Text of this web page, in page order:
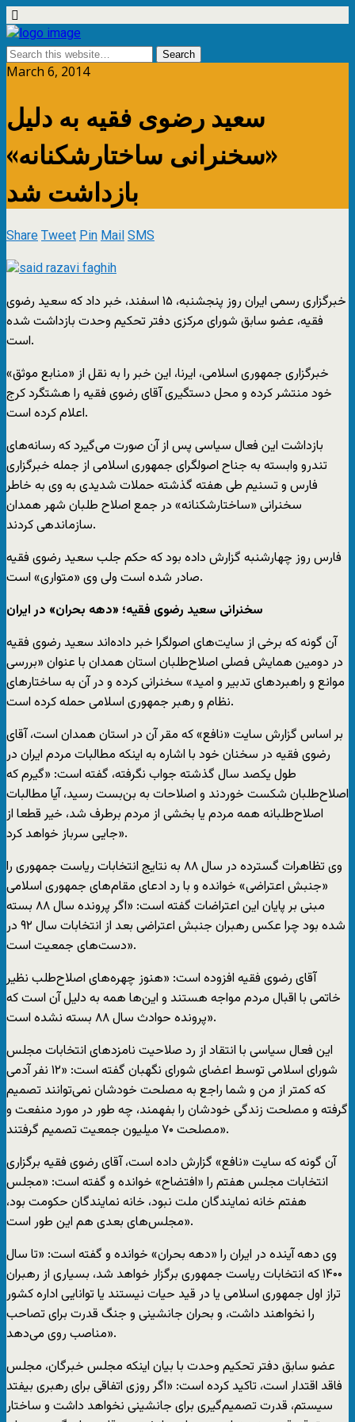
March 6, 2014
سعید رضوی فقیه به دلیل
«سخنرانی ساختارشکنانه»
بازداشت شد
ShareTweetPinMailSMS
خبرگزاری رسمی ایران روز پنجشنبه، ۱۵ اسفند، خبر داد که سعید رضوی
فقیه، عضو سابق شورای مرکزی دفتر تحکیم وحدت بازداشت شده
است.
خبرگزاری جمهوری اسلامی، ایرنا، این خبر را به نقل از «منابع موثق»
خود منتشر کرده و محل دستگیری آقای رضوی فقیه را هشتگرد کرج
اعلام کرده است.
بازداشت این فعال سیاسی پس از آن صورت می‌گیرد که رسانه‌های
تندرو وابسته به جناح اصولگرای جمهوری اسلامی از جمله خبرگزاری
فارس و تسنیم طی هفته گذشته حملات شدیدی به وی به خاطر
سخنرانی «ساختارشکنانه» در جمع اصلاح طلبان شهر همدان
سازماندهی کردند.
فارس روز چهارشنبه گزارش داده بود که حکم جلب سعید رضوی فقیه
صادر شده است ولی وی «متواری» است.
سخنرانی سعید رضوی فقیه؛ «دهه بحران» در ایران
آن گونه که برخی از سایت‌های اصولگرا خبر داده‌اند سعید رضوی فقیه
در دومین همایش فصلی اصلاح‌طلبان استان همدان با عنوان «بررسی
موانع و راهبردهای تدبیر و امید» سخنرانی کرده و در آن به ساختارهای
نظام و رهبر جمهوری اسلامی حمله کرده است.
بر اساس گزارش سایت «نافع» که مقر آن در استان همدان است، آقای
رضوی فقیه در سخنان خود با اشاره به اینکه مطالبات مردم ایران در
طول یکصد سال گذشته جواب نگرفته، گفته است: «گیرم که
اصلاح‌طلبان شکست خوردند و اصلاحات به بن‌بست رسید، آیا مطالبات
اصلاح‌طلبانه همه مردم یا بخشی از مردم برطرف شد، خیر قطعا از
جایی سرباز خواهد کرد».
وی تظاهرات گسترده در سال ۸۸ به نتایج انتخابات ریاست جمهوری را
«جنبش اعتراضی» خوانده و با رد ادعای مقام‌های جمهوری اسلامی
مبنی بر پایان این اعتراضات گفته است: «اگر پرونده سال ۸۸ بسته
شده بود چرا عکس رهبران جنبش اعتراضی بعد از انتخابات سال ۹۲ در
دست‌های جمعیت است».
آقای رضوی فقیه افزوده است: «هنوز چهره‌های اصلاح‌طلب نظیر
خاتمی با اقبال مردم مواجه هستند و این‌ها همه به دلیل آن است که
پرونده حوادث سال ۸۸ بسته نشده است».
این فعال سیاسی با انتقاد از رد صلاحیت نامزدهای انتخابات مجلس
شورای اسلامی توسط اعضای شورای نگهبان گفته است: «۱۲ نفر آدمی
که کمتر از من و شما راجع به مصلحت خودشان نمی‌توانند تصمیم
گرفته و مصلحت زندگی خودشان را بفهمند، چه طور در مورد منفعت و
مصلحت ۷۰ میلیون جمعیت تصمیم گرفتند».
آن گونه که سایت «نافع» گزارش داده است، آقای رضوی فقیه برگزاری
انتخابات مجلس هفتم را «افتضاح» خوانده و گفته است: «مجلس
هفتم خانه نمایندگان ملت نبود، خانه نمایندگان حکومت بود،
مجلس‌های بعدی هم این طور است».
وی دهه آینده در ایران را «دهه بحران» خوانده و گفته است: «تا سال
۱۴۰۰ که انتخابات ریاست جمهوری برگزار خواهد شد، بسیاری از رهبران
تراز اول جمهوری اسلامی یا در قید حیات نیستند یا توانایی اداره کشور
را نخواهند داشت، و بحران جانشینی و جنگ قدرت برای تصاحب
مناصب روی می‌دهد».
عضو سابق دفتر تحکیم وحدت با بیان اینکه مجلس خبرگان، مجلس
فاقد اقتدار است، تاکید کرده است: «اگر روزی اتفاقی برای رهبری بیفتد
سیستم، قدرت تصمیم‌گیری برای جانشینی نخواهد داشت و ساختار